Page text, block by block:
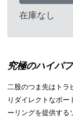
在庫なし
究極のハイパ
二股のつま先はトラ
りダイレクトなボー
ーリングを提供する